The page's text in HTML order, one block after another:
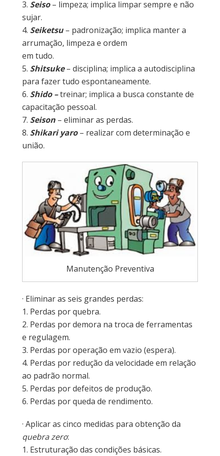
3. Seiso– limpeza; implica limpar sempre e não
sujar.
4. Seiketsu– padronização; implica manter a
arrumação, limpeza e ordem
em tudo.
5. Shitsuke– disciplina; implica a autodisciplina
para fazer tudo espontaneamente.
6. Shido –treinar; implica a busca constante de
capacitação pessoal.
7. Seison – eliminar as perdas.
8. Shikari yaro– realizar com determinação e
união.
Manutenção Preventiva
· Eliminar as seis grandes perdas:
1. Perdas por quebra.
2. Perdas por demora na troca de ferramentas
e regulagem.
3. Perdas por operação em vazio (espera).
4. Perdas por redução da velocidade em relação
ao padrão normal.
5. Perdas por defeitos de produção.
6. Perdas por queda de rendimento.
· Aplicar as cinco medidas para obtenção da
quebra zero:
1. Estruturação das condições básicas.